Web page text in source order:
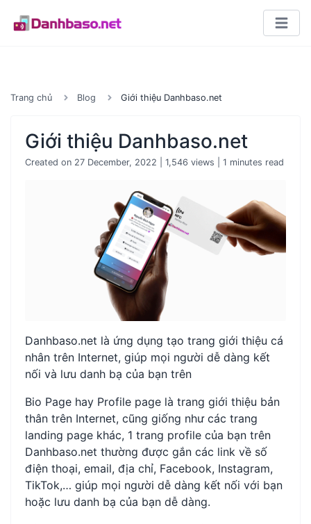
Trang chủ Blog Giới thiệu Danhbaso.net
Giới thiệu Danhbaso.net
Created on 27 December, 2022 1,546 views | 1 minutes read
Danhbaso.net là ứng dụng tạo trang giới thiệu cá
nhân trên Internet, giúp mọi người dễ dàng kết
nối và lưu danh bạ của bạn trên
Bio Page hay Profile page là trang giới thiệu bản
thân trên Internet, cũng giống như các trang
landing page khác, 1 trang profile của bạn trên
Danhbaso.net thường được gắn các link về số
điện thoại, email, địa chỉ, Facebook, Instagram,
TikTok,… giúp mọi người dễ dàng kết nối với bạn
hoặc lưu danh bạ của bạn dễ dàng.